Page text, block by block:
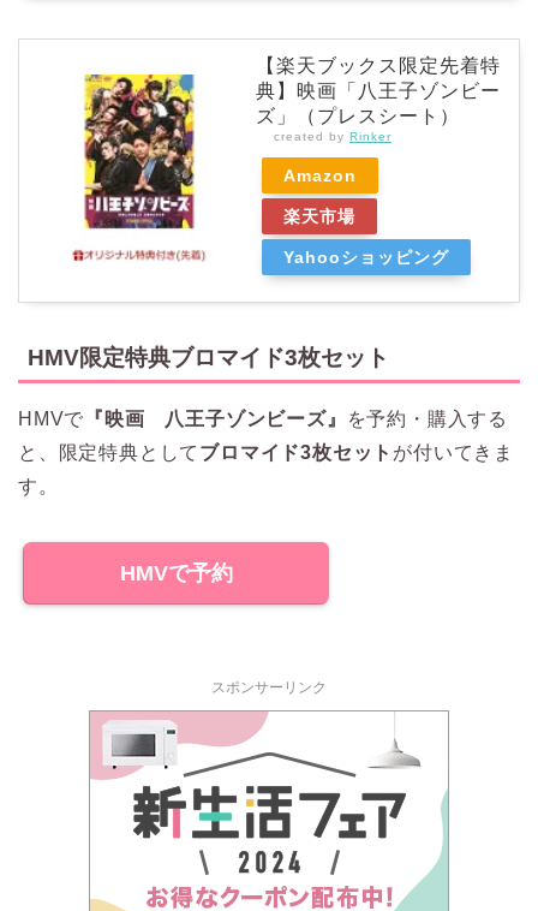
【楽天ブックス限定先着特
典】映画「八王子ゾンビー
ズ」（プレスシート）
created by Rinker
Amazon
楽天市場
Yahooショッピング
HMV限定特典ブロマイド3枚セット
HMVで 『映画 八王子ゾンビーズ』
を予約・購入する
と、限定特典として ブロマイド3枚セット が付いてきま
す。
HMVで予約
スポンサーリンク